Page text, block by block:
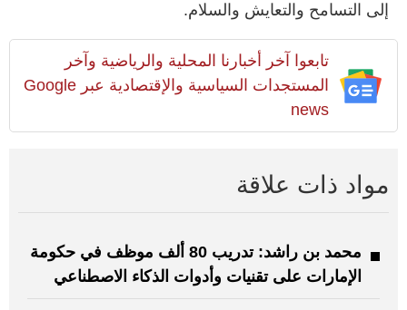
إلى التسامح والتعايش والسلام.
تابعوا آخر أخبارنا المحلية والرياضية وآخر
المستجدات السياسية والإقتصادية عبر Google
news
مواد ذات علاقة
محمد بن راشد: تدريب 80 ألف موظف في حكومة
الإمارات على تقنيات وأدوات الذكاء الاصطناعي